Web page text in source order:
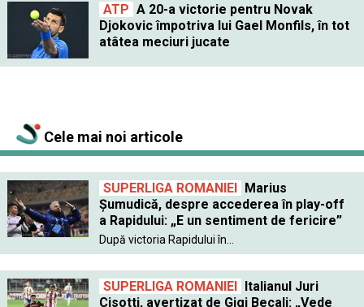
ATP A 20-a victorie pentru Novak
Djokovic împotriva lui Gael Monfils, în tot
atâtea meciuri jucate
Cele mai noi articole
SUPERLIGA ROMANIEI Marius
Șumudică, despre accederea în play-off
a Rapidului: „E un sentiment de fericire”
După victoria Rapidului în...
SUPERLIGA ROMANIEI Italianul Juri
Cisotti, avertizat de Gigi Becali: „Vede